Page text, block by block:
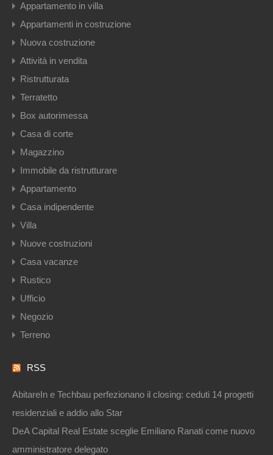
Appartamento in villa
Appartamenti in costruzione
Nuova costruzione
Attività in vendita
Ristrutturata
Terratetto
Box autorimessa
Casa di corte
Magazzino
Immobile da ristrutturare
Appartamento
Casa indipendente
Villa
Nuove costruzioni
Casa vacanze
Rustico
Ufficio
Negozio
Terreno
RSS
AbitareIn e Techbau perfezionano il closing: ceduti 14 progetti
residenziali e addio allo Star
DeA Capital Real Estate sceglie Emiliano Ranati come nuovo
amministratore delegato